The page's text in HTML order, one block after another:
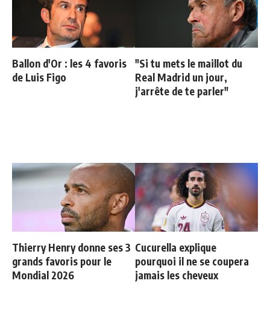
Ballon d'Or : les 4 favoris
de Luis Figo
"Si tu mets le maillot du
Real Madrid un jour,
j'arrête de te parler"
Thierry Henry donne ses 3
grands favoris pour le
Mondial 2026
Cucurella explique
pourquoi il ne se coupera
jamais les cheveux